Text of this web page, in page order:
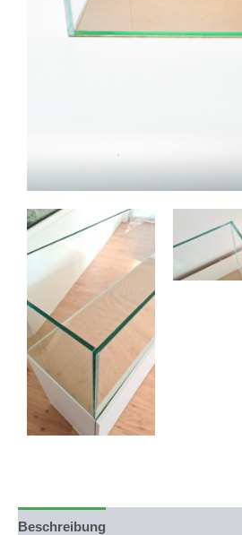
Beschreibung